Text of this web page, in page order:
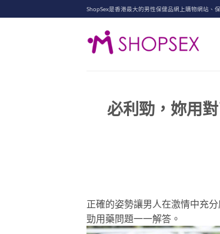
to
ShopSex是香港最大的男性保健品網上購物網站、
必利勁，妳用
正確的姿勢讓男人在激情中充
勁用藥問題一一解答。